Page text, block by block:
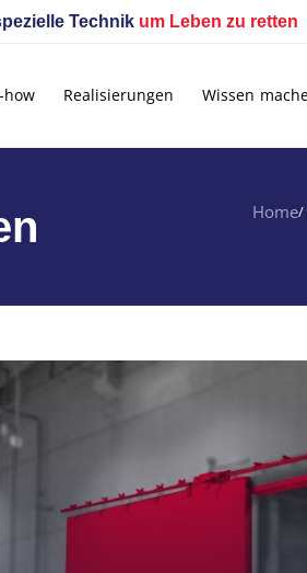
Technik um Leben zu retten
how Realisierungen Wissen
Home